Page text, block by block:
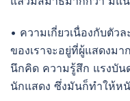
• ความเกี่ยวเนื่องกับตัว
ของเราจะอยู่ที่ผู้แสดงมา
นึกคิด ความรู้สึก แรงบัน
นักแสดง ซึ่งมันก็ทำให้ห